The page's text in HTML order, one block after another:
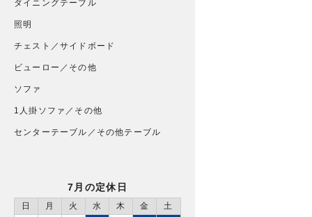
ダイニングテーブル
照明
チェスト／サイドボード
ビューロー／その他
ソファ
1人掛ソファ／その他
センターテーブル／その他テーブル
7月の定休日
日 月 火 水 木 金
土